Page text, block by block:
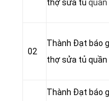
thợ sửa tủ quần
02
Thành Đạt báo
thợ sửa tủ quần
Thành Đạt báo